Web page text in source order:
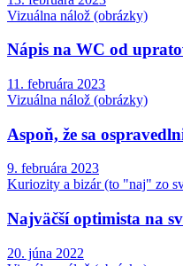
Vizuálna nálož (obrázky)
Nápis na WC od
11. februára 2023
Vizuálna nálož (obrázky)
Aspoň, že sa
9. februára 2023
Kuriozity a bizár (to "naj" zo
Najväčší optimista na
20. júna 2022